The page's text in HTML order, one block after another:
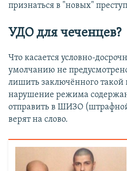
признаться в "новых"
УДО для чеченцев?
Что касается условно-
умолчанию не
лишить заключённого такой
нарушение режима
отправить в ШИЗО
верят на слово.